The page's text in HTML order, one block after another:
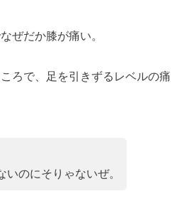
ぜだか膝が痛い。
ろで、足を引きずるレベルの痛
いのにそりゃないぜ。